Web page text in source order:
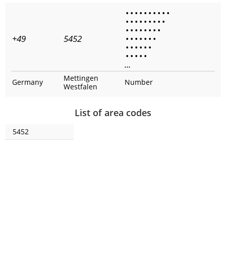
+49 5452
• • • • • • • • • •
• • • • • • • • •
• • • • • • • •
• • • • • • •
• • • • • •
• • • • •
...
Germany
Mettingen
Westfalen
Number
List of area codes
5452